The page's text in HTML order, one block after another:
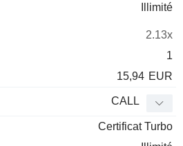
Illimité
2.13x
1
15,94 EUR
CALL
Certificat Turbo